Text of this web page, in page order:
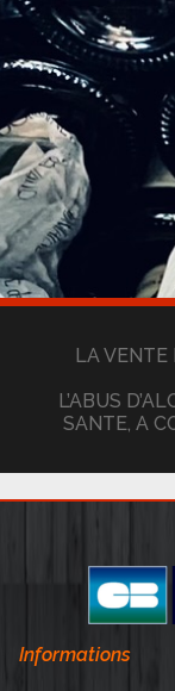
LA VENTE
L’ABUS
SANTE, A
Informations